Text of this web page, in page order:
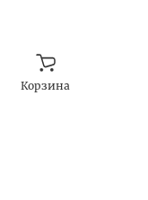
Корзина